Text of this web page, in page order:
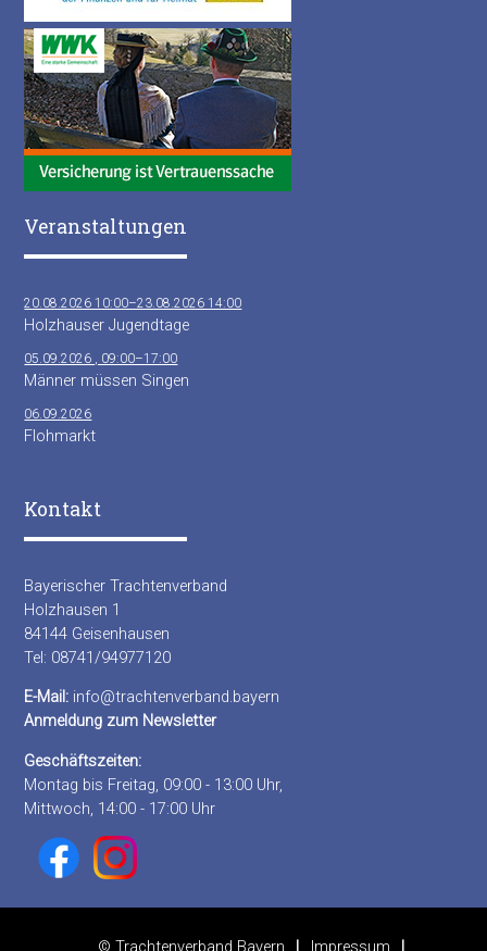
Veranstaltungen
20.08.2026 10:00–23.08.2026 14:00
Holzhauser Jugendtage
05.09.2026 , 09:00–17:00
Männer müssen Singen
06.09.2026
Flohmarkt
Kontakt
Bayerischer Trachtenverband
Holzhausen 1
84144 Geisenhausen
Tel: 08741/94977120
E-Mail: info@trachtenverband.bayern
Anmeldung zum Newsletter
Geschäftszeiten:
Montag bis Freitag, 09:00 - 13:00 Uhr,
Mittwoch, 14:00 - 17:00 Uhr
© Trachtenverband Bayern Impressum